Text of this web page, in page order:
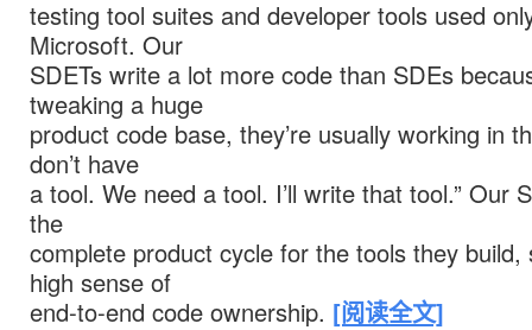
testing tool suites and developer tools used
Microsoft. Our
SDETs write a lot more code than SDEs
tweaking a huge
product code base, they’re usually working in
don’t have
a tool. We need a tool. I’ll write that tool.” Our
the
complete product cycle for the tools they build,
high sense of
end-to-end code ownership. [阅读全文]